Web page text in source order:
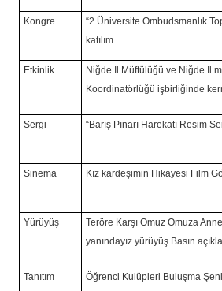
Kongre
“2.Üniversite Ombudsmanlık
katılım
Etkinlik
Niğde İl Müftülüğü ve Niğde İl
Koordinatörlüğü işbirliğinde
Sergi “Barış Pınarı Harekatı Resim
Sinema Kız kardeşimin Hikayesi Film
Yürüyüş
Teröre Karşı Omuz Omuza
yanındayız yürüyüş Basın
Tanıtım Öğrenci Kulüpleri Buluşma